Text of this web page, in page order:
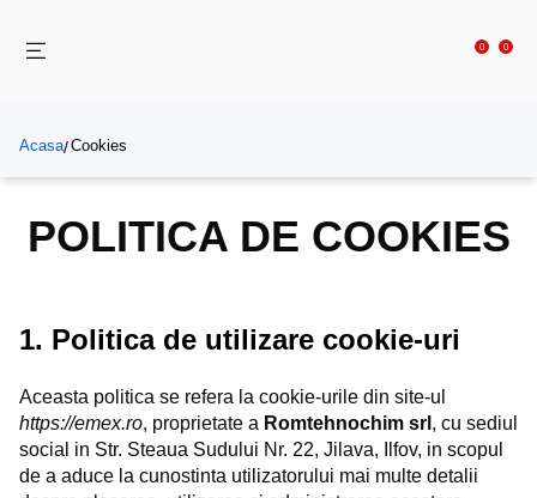
0 0
Acasa/Cookies
POLITICA DE COOKIES
1. Politica de utilizare cookie-uri
Aceasta politica se refera la cookie-urile din site-ul
https://emex.ro, proprietate a Romtehnochim srl , cu sediul
social in Str. Steaua Sudului Nr. 22, Jilava, Ilfov, in scopul
de a aduce la cunostinta utilizatorului mai multe detalii